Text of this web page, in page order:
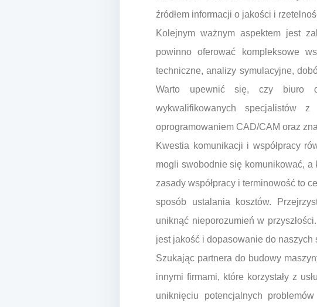
źródłem informacji o jakości i
Kolejnym ważnym aspektem jest
powinno oferować kompleksowe
techniczne, analizy symulacyjne,
Warto upewnić się, czy biuro
wykwalifikowanych specjalistów
oprogramowaniem CAD/CAM oraz
Kwestia komunikacji i współpracy
mogli swobodnie się komunikować,
zasady współpracy i terminowość to
sposób ustalania kosztów.
uniknąć nieporozumień w
jest jakość i dopasowanie do naszych
Szukając partnera do budowy
innymi firmami, które korzystały z
uniknięciu potencjalnych